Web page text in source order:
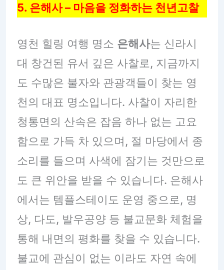
5. 은해사 – 마음을 정화하는 천년고찰
영천 힐링 여행 명소 은해사는 신라시
대 창건된 유서 깊은 사찰로, 지금까지
도 수많은 불자와 관광객들이 찾는 영
천의 대표 명소입니다. 사찰이 자리한
청통면의 산속은 잡음 하나 없는 고요
함으로 가득 차 있으며, 절 마당에서 종
소리를 들으며 사색에 잠기는 것만으로
도 큰 위안을 받을 수 있습니다. 은해사
에서는 템플스테이도 운영 중으로, 명
상, 다도, 발우공양 등 불교문화 체험을
통해 내면의 평화를 찾을 수 있습니다.
불교에 관심이 없는 이라도 자연 속에